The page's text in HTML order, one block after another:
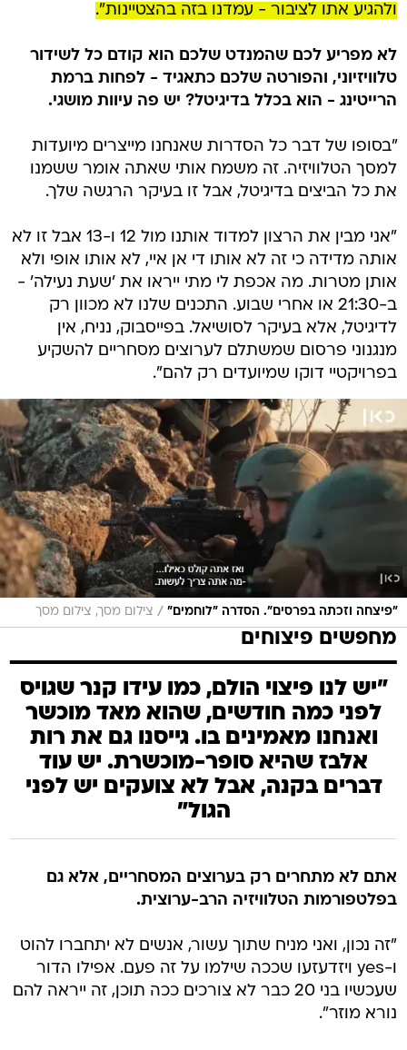
ולהגיע אתו לציבור - עמדנו בזה בהצטיינות".
לא מפריע לכם שהמנדט שלכם הוא קודם כל לשידור
טלוויזיוני, והפורטה שלכם כתאגיד - לפחות ברמת
הרייטינג - הוא בכלל בדיגיטל? יש פה עיוות מושגי.
"בסופו של דבר כל הסדרות שאנחנו מייצרים מיועדות
למסך הטלוויזיה. זה משמח אותי שאתה אומר ששמנו
את כל הביצים בדיגיטל, אבל זו בעיקר הרגשה שלך.
"אני מבין את הרצון למדוד אותנו מול 12 ו-13 אבל זו לא
אותה מדידה כי זה לא אותו די אן איי, לא אותו אופי ולא
אותן מטרות. מה אכפת לי מתי ייראו את 'שעת נעילה' -
ב-21:30 או אחרי שבוע. התכנים שלנו לא מכוון רק
לדיגיטל, אלא בעיקר לסושיאל. בפייסבוק, נניח, אין
מנגנוני פרסום שמשתלם לערוצים מסחריים להשקיע
בפרויקטיי דוקו שמיועדים רק להם".
"פיצחה וזכתה בפרסים". הסדרה "לוחמים" / צילום מסך, צילום מסך
מחפשים פיצוחים
"יש לנו פיצוי הולם, כמו עידו קנר שגויס
לפני כמה חודשים, שהוא מאד מוכשר
ואנחנו מאמינים בו. גייסנו גם את רות
אלבז שהיא סופר-מוכשרת. יש עוד
דברים בקנה, אבל לא צועקים יש לפני
הגול"
אתם לא מתחרים רק בערוצים המסחריים, אלא גם
בפלטפורמות הטלוויזיה הרב-ערוצית.
"זה נכון, ואני מניח שתוך עשור, אנשים לא יתחברו להוט
ו-yes ויזדעזעו שככה שילמו על זה פעם. אפילו הדור
שעכשיו בני 20 כבר לא צורכים ככה תוכן, זה ייראה להם
נורא מוזר".